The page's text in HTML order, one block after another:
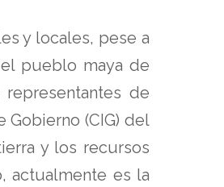
y locales, pese a
pueblo maya de
de
(CIG) del
y los recursos
actualmente es la